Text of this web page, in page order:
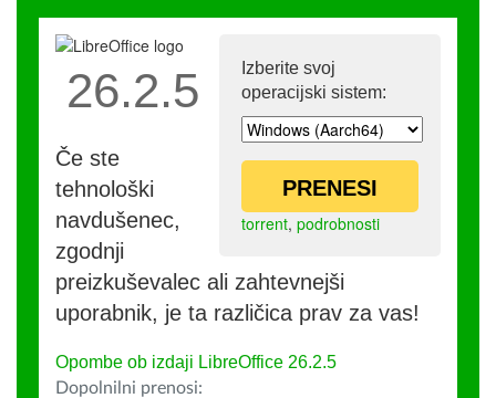
Izberite svoj
operacijski sistem:
PRENESI
torrent, podrobnosti
26.2.5
Če ste
tehnološki
navdušenec,
zgodnji
preizkuševalec ali zahtevnejši
uporabnik, je ta različica prav za vas!
Opombe ob izdaji LibreOffice 26.2.5
Dopolnilni prenosi: